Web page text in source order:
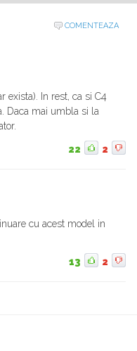
COMENTEAZA
exista). In rest, ca si C4
Daca mai umbla si la
22 2
cu acest model in
13 2